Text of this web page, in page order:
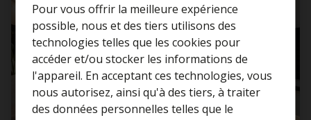
Pour vous offrir la meilleure expérience
possible, nous et des tiers utilisons des
technologies telles que les cookies pour
accéder et/ou stocker les informations de
l'appareil. En acceptant ces technologies, vous
nous autorisez, ainsi qu'à des tiers, à traiter
des données personnelles telles que le
Curieux de connaître la